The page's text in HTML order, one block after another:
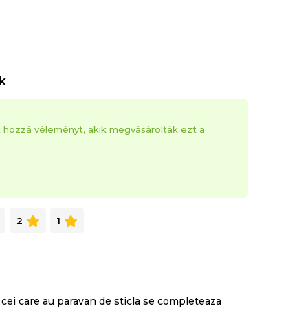
hozzá véleményt, akik megvásárolták ezt a
2 1
care au paravan de sticla se completeaza